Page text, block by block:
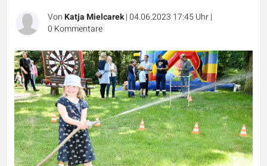
VonKatja Mielcarek|04.06.2023 17:45 Uhr|
0 Kommentare